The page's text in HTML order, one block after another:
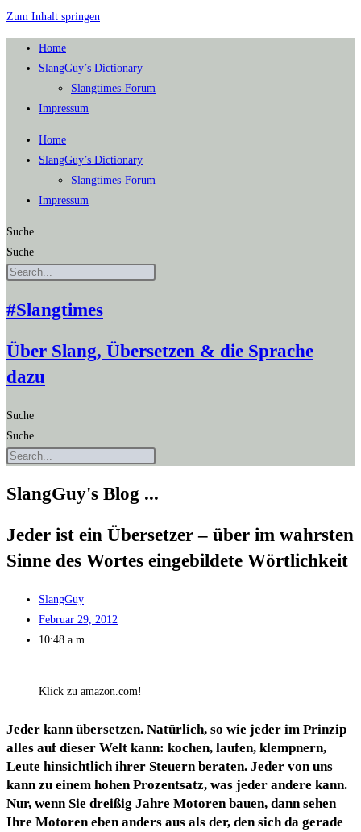
Zum Inhalt springen
Home
SlangGuy’s Dic­tion­a­ry
Slang­times-Forum
Impres­sum
Home
SlangGuy’s Dic­tion­a­ry
Slang­times-Forum
Impres­sum
Suche
Suche
#Slangtimes
Über Slang, Übersetzen & die Sprache
dazu
Suche
Suche
SlangGuy's Blog ...
Jeder ist ein Über­set­zer – über im wahrs­ten
Sin­ne des Wor­tes ein­ge­bil­de­te Wörtlichkeit
SlangGuy
Februar 29, 2012
10:48 a.m.
Klick zu amazon.com!
Jeder kann über­set­zen. Natür­lich, so wie jeder im Prin­zip
alles auf die­ser Welt kann: kochen, lau­fen, klemp­nern,
Leu­te hin­sicht­lich ihrer Steu­ern bera­ten. Jeder von uns
kann zu einem hohen Pro­zent­satz, was jeder ande­re kann.
Nur, wenn Sie drei­ßig Jah­re Moto­ren bau­en, dann sehen
Ihre Moto­ren eben anders aus als der, den sich da gera­de